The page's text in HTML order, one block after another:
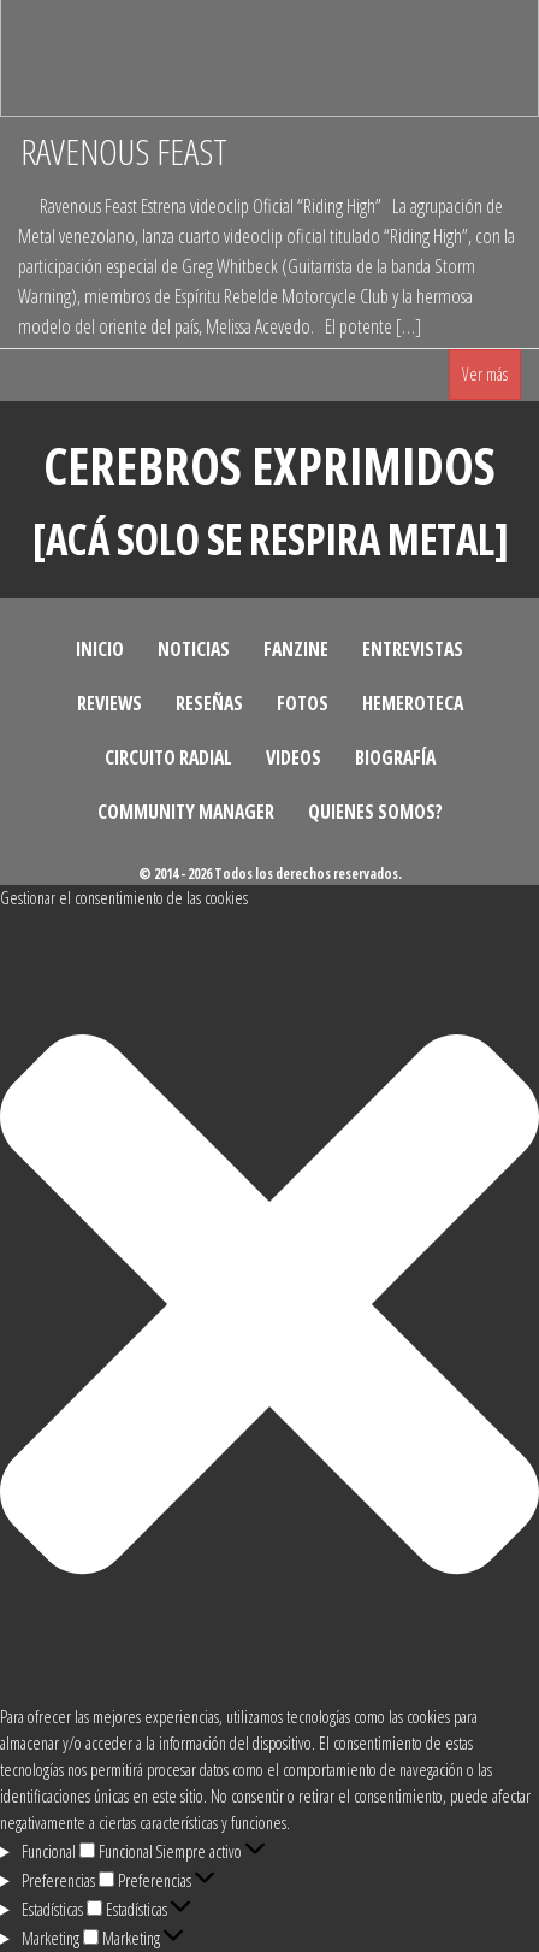
RAVENOUS FEAST
Ravenous Feast Estrena videoclip Oficial “Riding High” La agrupación de
Metal venezolano, lanza cuarto videoclip oficial titulado “Riding High”, con la
participación especial de Greg Whitbeck (Guitarrista de la banda Storm
Warning), miembros de Espíritu Rebelde Motorcycle Club y la hermosa
modelo del oriente del país, Melissa Acevedo. El potente […]
Ver más
CEREBROS EXPRIMIDOS
[ACÁ SOLO SE RESPIRA METAL]
INICIO NOTICIAS FANZINE ENTREVISTAS
REVIEWS RESEÑAS FOTOS HEMEROTECA
CIRCUITO RADIAL VIDEOS BIOGRAFÍA
COMMUNITY MANAGER QUIENES SOMOS?
© 2014 - 2026 Todos los derechos reservados.
Gestionar el consentimiento de las cookies
Para ofrecer las mejores experiencias, utilizamos tecnologías como las cookies para
almacenar y/o acceder a la información del dispositivo. El consentimiento de estas
tecnologías nos permitirá procesar datos como el comportamiento de navegación o las
identificaciones únicas en este sitio. No consentir o retirar el consentimiento, puede afectar
negativamente a ciertas características y funciones.
Funcional
Funcional Siempre activo
Preferencias
Preferencias
Estadísticas
Estadísticas
Marketing
Marketing